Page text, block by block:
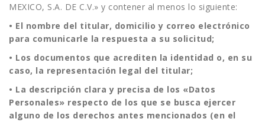
MEXICO, S.A. DE C.V.» y contener al menos lo siguiente:
• El nombre del titular, domicilio y correo electrónico
para comunicarle la respuesta a su solicitud;
• Los documentos que acrediten la identidad o, en su
caso, la representación legal del titular;
• La descripción clara y precisa de los «Datos
Personales» respecto de los que se busca ejercer
alguno de los derechos antes mencionados (en el